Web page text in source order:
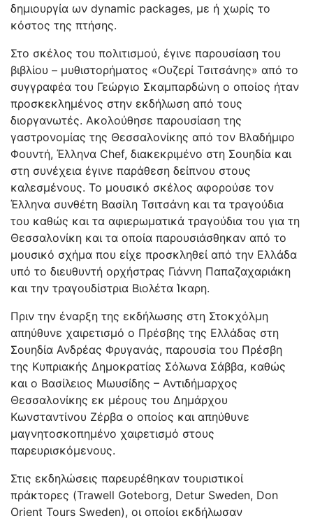
δημιουργία ων dynamic packages, με ή χωρίς το
κόστος της πτήσης.
Στο σκέλος του πολιτισμού, έγινε παρουσίαση του
βιβλίου – μυθιστορήματος «Ουζερί Τσιτσάνης» από το
συγγραφέα του Γεώργιο Σκαμπαρδώνη ο οποίος ήταν
προσκεκλημένος στην εκδήλωση από τους
διοργανωτές. Ακολούθησε παρουσίαση της
γαστρονομίας της Θεσσαλονίκης από τον Βλαδήμιρο
Φουντή, Έλληνα Chef, διακεκριμένο στη Σουηδία και
στη συνέχεια έγινε παράθεση δείπνου στους
καλεσμένους. Το μουσικό σκέλος αφορούσε τον
Έλληνα συνθέτη Βασίλη Τσιτσάνη και τα τραγούδια
του καθώς και τα αφιερωματικά τραγούδια του για τη
Θεσσαλονίκη και τα οποία παρουσιάσθηκαν από το
μουσικό σχήμα που είχε προσκληθεί από την Ελλάδα
υπό το διευθυντή ορχήστρας Γιάννη Παπαζαχαριάκη
και την τραγουδίστρια Βιολέτα Ίκαρη.
Πριν την έναρξη της εκδήλωσης στη Στοκχόλμη
απηύθυνε χαιρετισμό ο Πρέσβης της Ελλάδας στη
Σουηδία Ανδρέας Φρυγανάς, παρουσία του Πρέσβη
της Κυπριακής Δημοκρατίας Σόλωνα Σάββα, καθώς
και ο Βασίλειος Μωυσίδης – Αντιδήμαρχος
Θεσσαλονίκης εκ μέρους του Δημάρχου
Κωνσταντίνου Ζέρβα ο οποίος και απηύθυνε
μαγνητοσκοπημένο χαιρετισμό στους
παρευρισκόμενους.
Στις εκδηλώσεις παρευρέθηκαν τουριστικοί
πράκτορες (Trawell Goteborg, Detur Sweden, Don
Orient Tours Sweden), οι οποίοι εκδήλωσαν